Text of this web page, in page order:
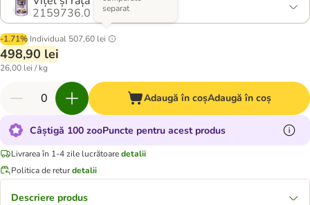
2159736.0
-1.71% Individual 507,60 lei
separat
498,90 lei
26,00 lei / kg
Adaugă în coșAdaugă în coș
Câștigă 100 zooPuncte pentru acest produs
Livrarea în 1-4 zile lucrătoaredetalii
Politica de returdetalii
Descriere produs